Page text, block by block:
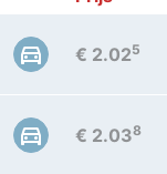
€ 2.025
€ 2.038